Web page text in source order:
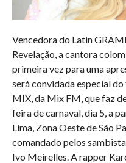
Vencedora do Latin
Revelação, a cantora
primeira vez para uma
será convidada especial
MIX, da Mix FM, que faz
feira de carnaval, dia 5, a
Lima, Zona Oeste de São
comandado pelos
Ivo Meirelles. A rapper